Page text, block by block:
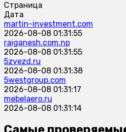
Страница
Дата
martin-investment.com
2026-08-08 01:31:55
raiganesh.com.np
2026-08-08 01:31:55
5zvezd.ru
2026-08-08 01:31:38
5westgroup.com
2026-08-08 01:31:17
mebelaero.ru
2026-08-08 01:31:14